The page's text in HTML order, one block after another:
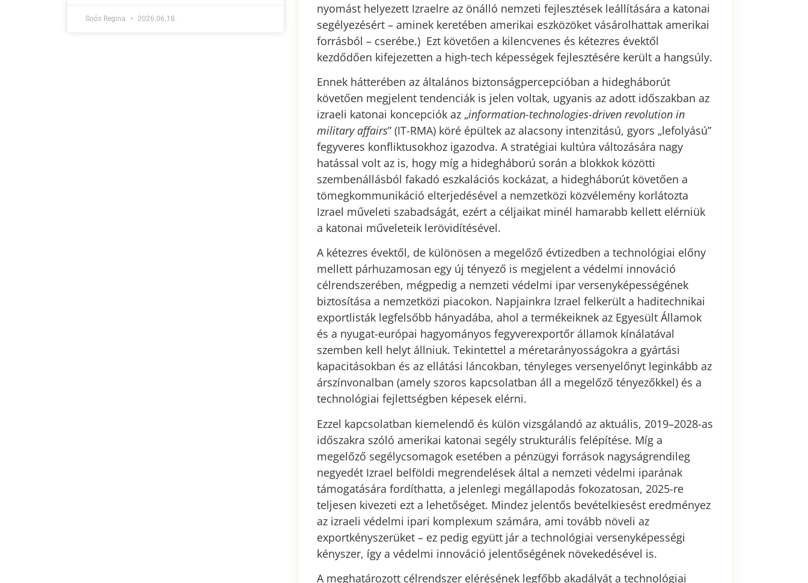
Soós Regina 2026.06.18.
nyomást helyezett Izraelre az önálló nemzeti fejlesztések leállítására a katonai
segélyezésért – aminek keretében amerikai eszközöket vásárolhattak amerikai
forrásból – cserébe.) Ezt követően a kilencvenes és kétezres évektől
kezdődően kifejezetten a high-tech képességek fejlesztésére került a hangsúly.
Ennek hátterében az általános biztonságpercepcióban a hidegháborút
követően megjelent tendenciák is jelen voltak, ugyanis az adott időszakban az
izraeli katonai koncepciók az „information-technologies-driven revolution in
military affairs” (IT-RMA) köré épültek az alacsony intenzitású, gyors „lefolyású”
fegyveres konfliktusokhoz igazodva. A stratégiai kultúra változására nagy
hatással volt az is, hogy míg a hidegháború során a blokkok közötti
szembenállásból fakadó eszkalációs kockázat, a hidegháborút követően a
tömegkommunikáció elterjedésével a nemzetközi közvélemény korlátozta
Izrael műveleti szabadságát, ezért a céljaikat minél hamarabb kellett elérniük
a katonai műveleteik lerövidítésével.
A kétezres évektől, de különösen a megelőző évtizedben a technológiai előny
mellett párhuzamosan egy új tényező is megjelent a védelmi innováció
célrendszerében, mégpedig a nemzeti védelmi ipar versenyképességének
biztosítása a nemzetközi piacokon. Napjainkra Izrael felkerült a haditechnikai
exportlisták legfelsőbb hányadába, ahol a termékeiknek az Egyesült Államok
és a nyugat-európai hagyományos fegyverexportőr államok kínálatával
szemben kell helyt állniuk. Tekintettel a méretarányosságokra a gyártási
kapacitásokban és az ellátási láncokban, tényleges versenyelőnyt leginkább az
árszínvonalban (amely szoros kapcsolatban áll a megelőző tényezőkkel) és a
technológiai fejlettségben képesek elérni.
Ezzel kapcsolatban kiemelendő és külön vizsgálandó az aktuális, 2019–2028-as
időszakra szóló amerikai katonai segély strukturális felépítése. Míg a
megelőző segélycsomagok esetében a pénzügyi források nagyságrendileg
negyedét Izrael belföldi megrendelések által a nemzeti védelmi iparának
támogatására fordíthatta, a jelenlegi megállapodás fokozatosan, 2025-re
teljesen kivezeti ezt a lehetőséget. Mindez jelentős bevételkiesést eredményez
az izraeli védelmi ipari komplexum számára, ami tovább növeli az
exportkényszerüket – ez pedig együtt jár a technológiai versenyképességi
kényszer, így a védelmi innováció jelentőségének növekedésével is.
A meghatározott célrendszer elérésének legfőbb akadályát a technológiai